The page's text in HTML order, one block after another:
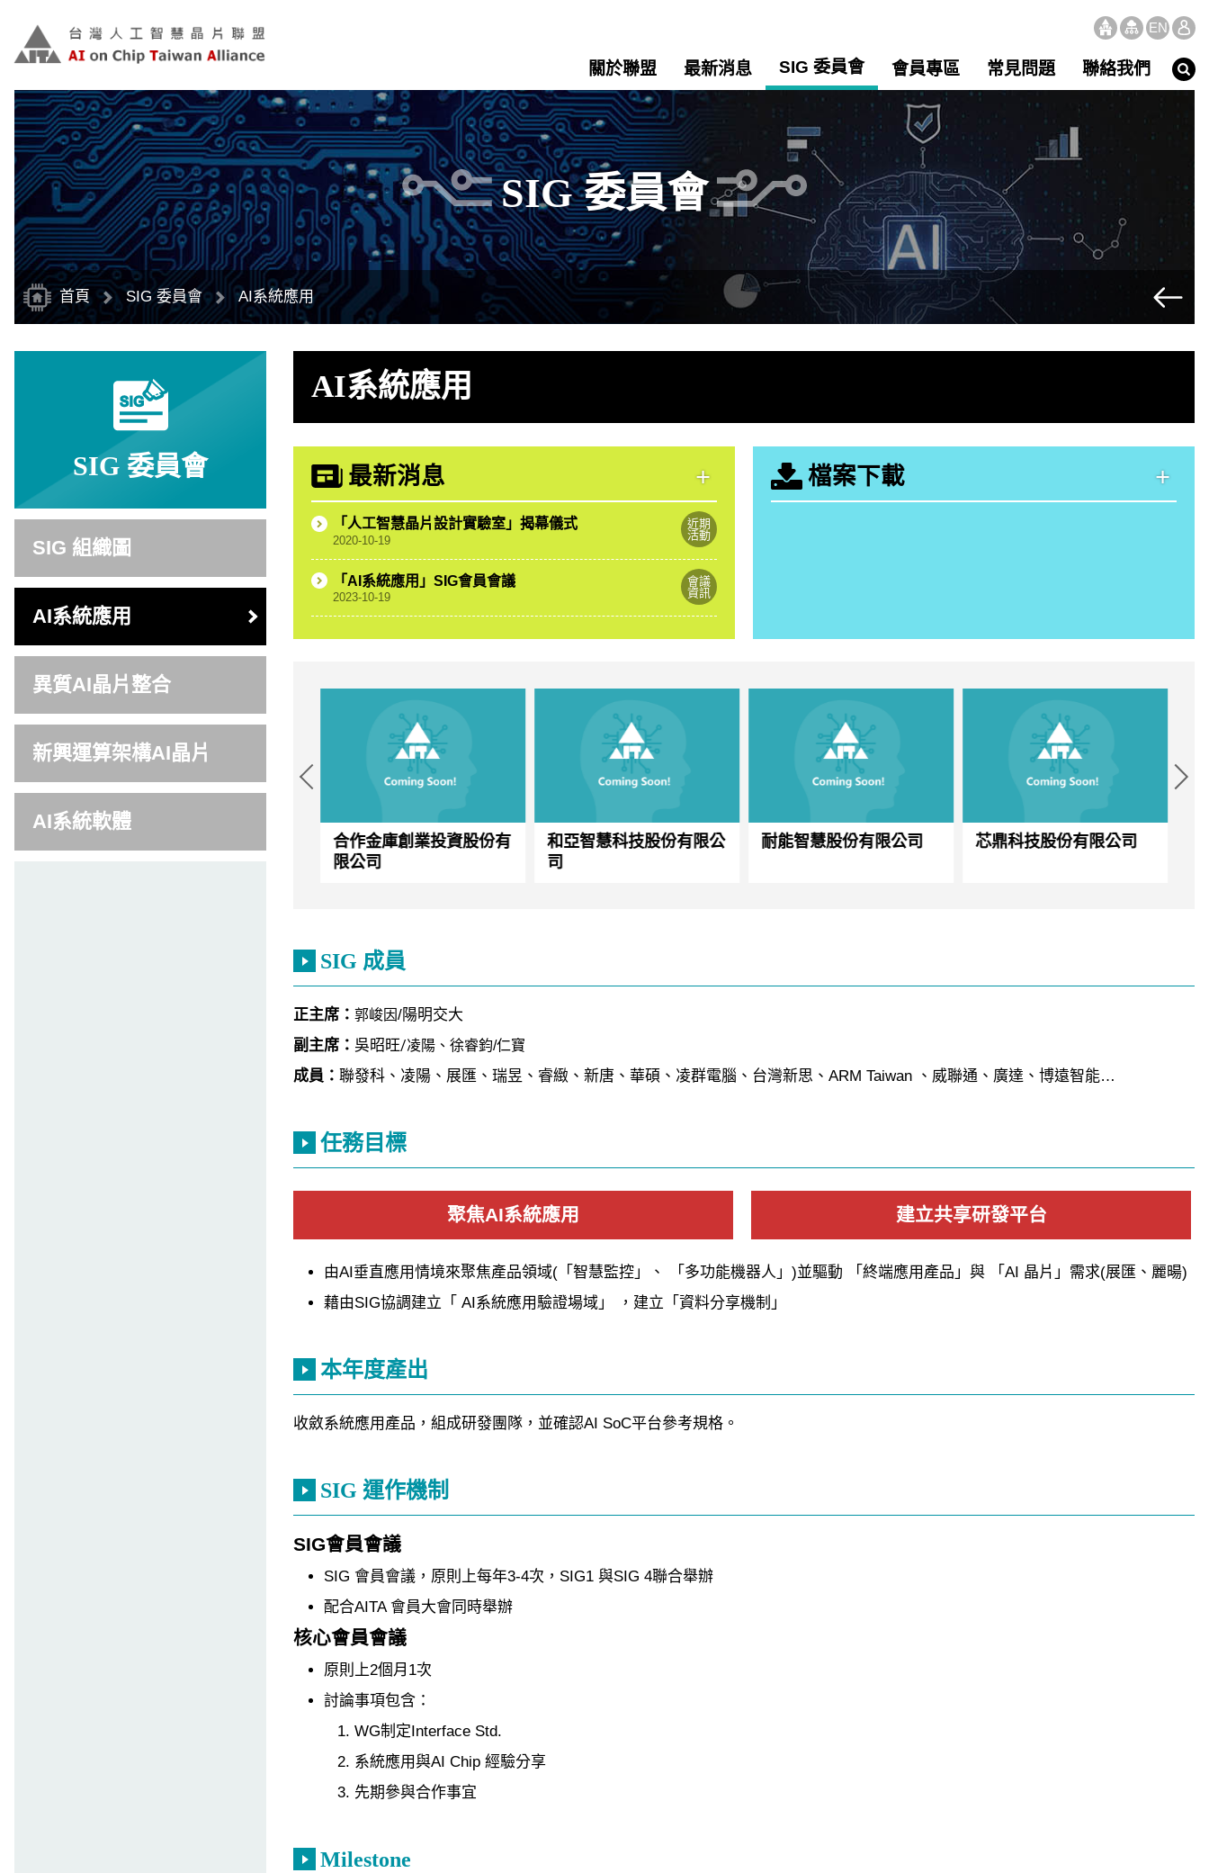
EN
關於聯盟 最新消息 SIG 委員會 會員專區 常見問題 聯絡我們
SIG 委員會
首頁 SIG 委員會 AI系統應用
SIG 委員會
SIG 組織圖
AI系統應用
異質AI晶片整合
新興運算架構AI晶片
AI系統軟體
AI系統應用
最新消息 +
「人工智慧晶片設計實驗室」揭幕儀式
2020-10-19
近期
活動
「AI系統應用」SIG會員會議
2023-10-19
會議
資訊
檔案下載 +
合作金庫創業投資股份有
限公司
和亞智慧科技股份有限公
司
耐能智慧股份有限公司 芯鼎科技股份有限公司
SIG 成員
正主席： 郭峻因/陽明交大
副主席： 吳昭旺/凌陽、 徐睿鈞/仁寶
成員： 聯發科、凌陽、展匯、瑞昱、睿緻、新唐、華碩、凌群電腦、台灣新思、ARM Taiwan 、威聯通、廣達、博遠智能…
任務目標
聚焦AI系統應用 建立共享研發平台
由AI垂直應用情境來聚焦產品領域(「智慧監控」、 「多功能機器人」)並驅動 「終端應用產品」與 「AI 晶片」需求(展匯、麗暘)
藉由SIG協調建立「 AI系統應用驗證場域」 ，建立「資料分享機制」
本年度產出
收斂系統應用產品，組成研發團隊，並確認AI SoC平台參考規格。
SIG 運作機制
SIG會員會議
SIG 會員會議，原則上每年3-4次，SIG1 與SIG 4聯合舉辦
配合AITA 會員大會同時舉辦
核心會員會議
原則上2個月1次
討論事項包含：
WG制定Interface Std.
系統應用與AI Chip 經驗分享
先期參與合作事宜
Milestone